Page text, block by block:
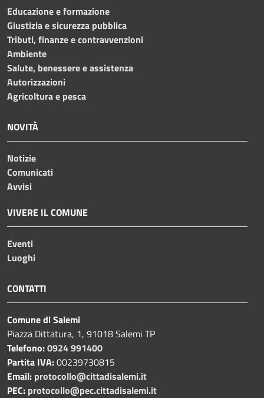
Educazione e formazione
Giustizia e sicurezza pubblica
Tributi, finanze e contravvenzioni
Ambiente
Salute, benessere e assistenza
Autorizzazioni
Agricoltura e pesca
NOVITÀ
Notizie
Comunicati
Avvisi
VIVERE IL COMUNE
Eventi
Luoghi
CONTATTI
Comune di Salemi
Piazza Dittatura, 1, 91018 Salemi TP
Telefono:0924 991400
Partita IVA:00239730815
Email: protocollo@cittadisalemi.it
PEC: protocollo@pec.cittadisalemi.it